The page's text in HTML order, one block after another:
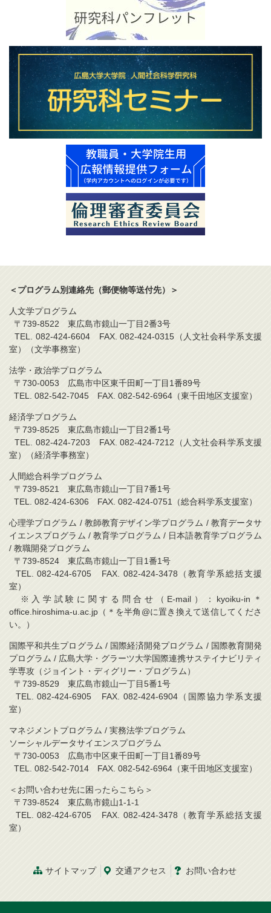
＜プログラム別連絡先（郵便物等送付先）＞
人文学プログラム
〒739-8522 東広島市鏡山一丁目2番3号
TEL. 082-424-6604 FAX. 082-424-0315（人文社会科学系支援
室）（文学事務室）
法学・政治学プログラム
〒730-0053 広島市中区東千田町一丁目1番89号
TEL. 082-542-7045 FAX. 082-542-6964（東千田地区支援室）
経済学プログラム
〒739-8525 東広島市鏡山一丁目2番1号
TEL. 082-424-7203 FAX. 082-424-7212（人文社会科学系支援
室）（経済学事務室）
人間総合科学プログラム
〒739-8521 東広島市鏡山一丁目7番1号
TEL. 082-424-6306 FAX. 082-424-0751（総合科学系支援室）
心理学プログラム / 教師教育デザイン学プログラム / 教育データサ
イエンスプログラム / 教育学プログラム / 日本語教育学プログラム
/ 教職開発プログラム
〒739-8524 東広島市鏡山一丁目1番1号
TEL. 082-424-6705 FAX. 082-424-3478（教育学系総括支援
室）
※入学試験に関する問合せ（E-mail）：kyoiku-in＊
office.hiroshima-u.ac.jp（＊を半角@に置き換えて送信してくださ
い。）
国際平和共生プログラム / 国際経済開発プログラム / 国際教育開発
プログラム / 広島大学・グラーツ大学国際連携サステイナビリティ
学専攻（ジョイント・ディグリー・プログラム）
〒739-8529 東広島市鏡山一丁目5番1号
TEL. 082-424-6905 FAX. 082-424-6904（国際協力学系支援
室）
マネジメントプログラム / 実務法学プログラム
ソーシャルデータサイエンスプログラム
〒730-0053 広島市中区東千田町一丁目1番89号
TEL. 082-542-7014 FAX. 082-542-6964（東千田地区支援室）
＜お問い合わせ先に困ったらこちら＞
〒739-8524 東広島市鏡山1-1-1
TEL. 082-424-6705 FAX. 082-424-3478（教育学系総括支援
室）
サイトマップ 交通アクセス お問い合わせ